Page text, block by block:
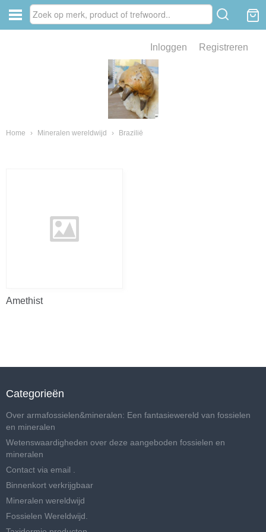
Inloggen Registreren
Home › Mineralen wereldwijd › Brazilië
Amethist
Categorieën
Over armafossielen&mineralen: Een fantasiewereld van fossielen
en mineralen
Wetenswaardigheden over deze aangeboden fossielen en
mineralen
Contact via email .
Binnenkort verkrijgbaar
Mineralen wereldwijd
Fossielen Wereldwijd.
van fossielen en mineralen